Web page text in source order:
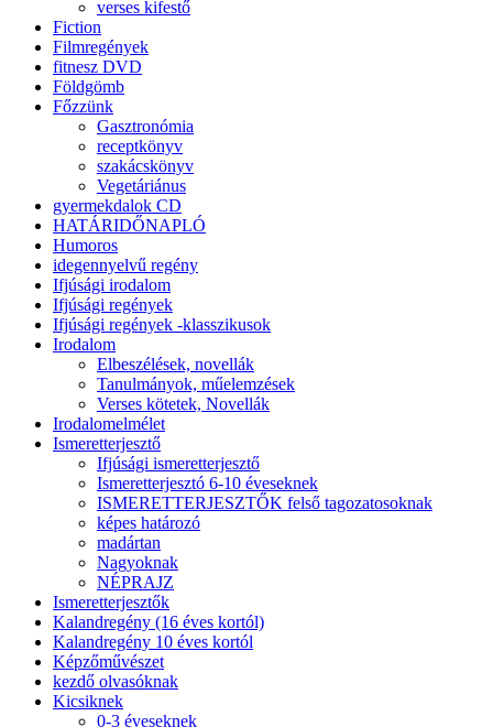
verses kifestő
Fiction
Filmregények
fitnesz DVD
Földgömb
Főzzünk
Gasztronómia
receptkönyv
szakácskönyv
Vegetáriánus
gyermekdalok CD
HATÁRIDŐNAPLÓ
Humoros
idegennyelvű regény
Ifjúsági irodalom
Ifjúsági regények
Ifjúsági regények -klasszikusok
Irodalom
Elbeszélések, novellák
Tanulmányok, műelemzések
Verses kötetek, Novellák
Irodalomelmélet
Ismeretterjesztő
Ifjúsági ismeretterjesztő
Ismeretterjesztó 6-10 éveseknek
ISMERETTERJESZTŐK felső tagozatosoknak
képes határozó
madártan
Nagyoknak
NÉPRAJZ
Ismeretterjesztők
Kalandregény (16 éves kortól)
Kalandregény 10 éves kortól
Képzőművészet
kezdő olvasóknak
Kicsiknek
0-3 éveseknek